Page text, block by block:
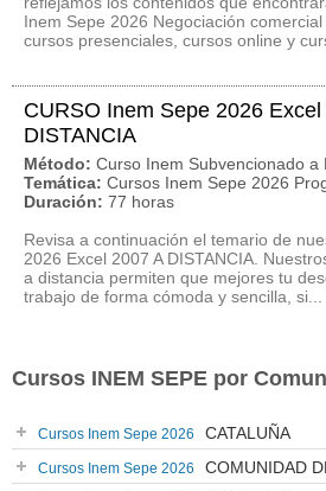
Inem Sepe 2026 Negociación
cursos presenciales, cursos online y
CURSO Inem Sepe 2026 Excel
DISTANCIA
Método: Curso Inem Subvencionado a
Temática: Cursos Inem Sepe 2026
Duración: 77 horas
Revisa a continuación el temario de
2026 Excel 2007 A DISTANCIA.
a distancia permiten que mejores tu
trabajo de forma cómoda y sencilla, si...
Cursos INEM SEPE por
Cursos Inem Sepe 2026 CATALUÑA
Cursos Inem Sepe 2026 COMUNIDAD